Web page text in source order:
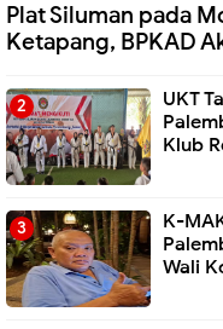
Plat Siluman pada
Ketapang, BPKAD
UKT
Klub
K-
Wali